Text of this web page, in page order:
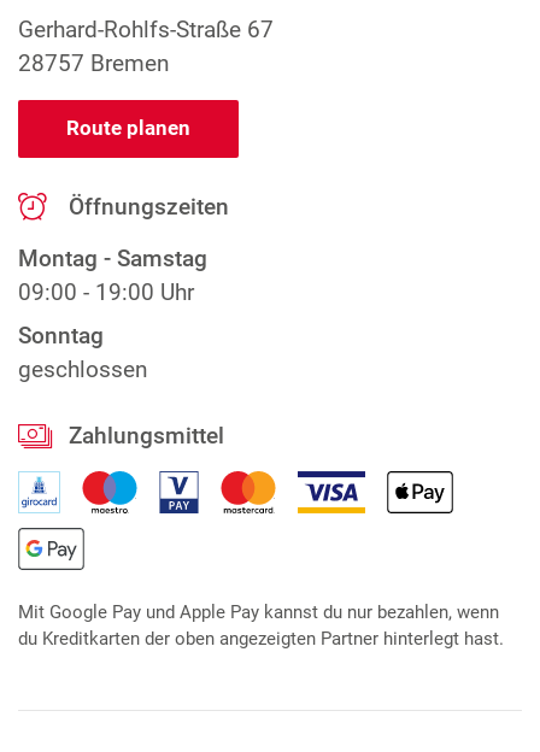
Gerhard-Rohlfs-Straße 67
28757 Bremen
Route planen
Öffnungszeiten
Montag - Samstag
09:00 - 19:00 Uhr
Sonntag
geschlossen
Zahlungsmittel
Mit Google Pay und Apple Pay kannst du nur bezahlen, wenn
du Kreditkarten der oben angezeigten Partner hinterlegt hast.